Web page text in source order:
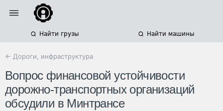
Найти грузы Найти машины
← Дороги, инфраструктура
Вопрос финансовой устойчивости
дорожно-транспортных организаций
обсудили в Минтрансе